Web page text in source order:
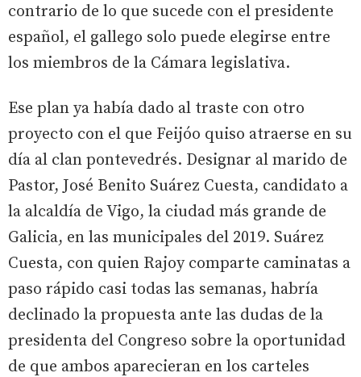
contrario de lo que sucede con el presidente
español, el gallego solo puede elegirse entre
los miembros de la Cámara legislativa.
Ese plan ya había dado al traste con otro
proyecto con el que Feijóo quiso atraerse en su
día al clan pontevedrés. Designar al marido de
Pastor, José Benito Suárez Cuesta, candidato a
la alcaldía de Vigo, la ciudad más grande de
Galicia, en las municipales del 2019. Suárez
Cuesta, con quien Rajoy comparte caminatas a
paso rápido casi todas las semanas, habría
declinado la propuesta ante las dudas de la
presidenta del Congreso sobre la oportunidad
de que ambos aparecieran en los carteles